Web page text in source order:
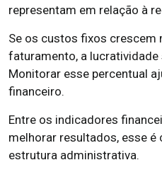
representam em relação à
Se os custos fixos crescem
faturamento, a lucratividade
Monitorar esse percentual
financeiro.
Entre os indicadores
melhorar resultados, esse é
estrutura administrativa.